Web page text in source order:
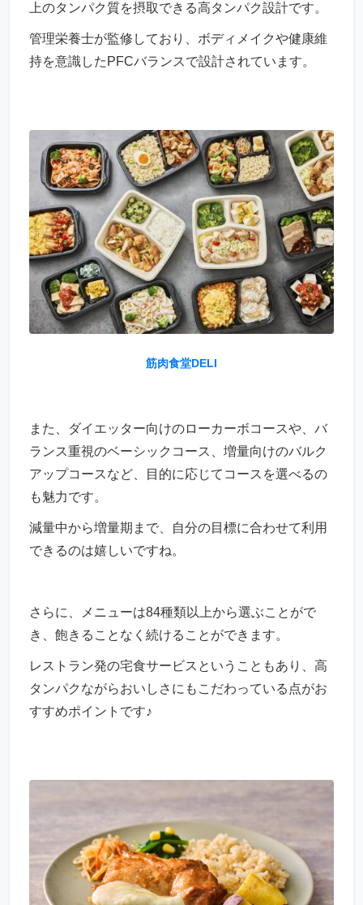
上のタンパク質を摂取できる高タンパク設計です。
管理栄養士が監修しており、ボディメイクや健康維
持を意識したPFCバランスで設計されています。
筋肉食堂DELI
また、ダイエッター向けのローカーボコースや、バ
ランス重視のベーシックコース、増量向けのバルク
アップコースなど、目的に応じてコースを選べるの
も魅力です。
減量中から増量期まで、自分の目標に合わせて利用
できるのは嬉しいですね。
さらに、メニューは84種類以上から選ぶことがで
き、飽きることなく続けることができます。
レストラン発の宅食サービスということもあり、高
タンパクながらおいしさにもこだわっている点がお
すすめポイントです♪